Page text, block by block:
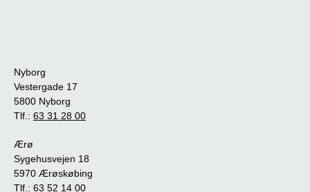
Nyborg
Vestergade 17
5800 Nyborg
Tlf.: 63 31 28 00
Ærø
Sygehusvejen 18
5970 Ærøskøbing
Tlf.: 63 52 14 00